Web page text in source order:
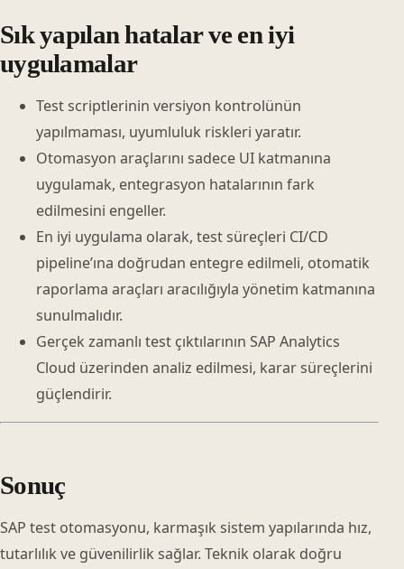
Sık yapılan hatalar ve en iyi
uygulamalar
Test scriptlerinin versiyon kontrolünün
yapılmaması, uyumluluk riskleri yaratır.
Otomasyon araçlarını sadece UI katmanına
uygulamak, entegrasyon hatalarının fark
edilmesini engeller.
En iyi uygulama olarak, test süreçleri CI/CD
pipeline’ına doğrudan entegre edilmeli, otomatik
raporlama araçları aracılığıyla yönetim katmanına
sunulmalıdır.
Gerçek zamanlı test çıktılarının SAP Analytics
Cloud üzerinden analiz edilmesi, karar süreçlerini
güçlendirir.
Sonuç
SAP test otomasyonu, karmaşık sistem yapılarında hız,
tutarlılık ve güvenilirlik sağlar. Teknik olarak doğru